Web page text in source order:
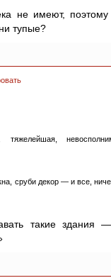
не имеют, поэтому
тупые?
тяжелейшая,
сруби декор — и все,
такие здания